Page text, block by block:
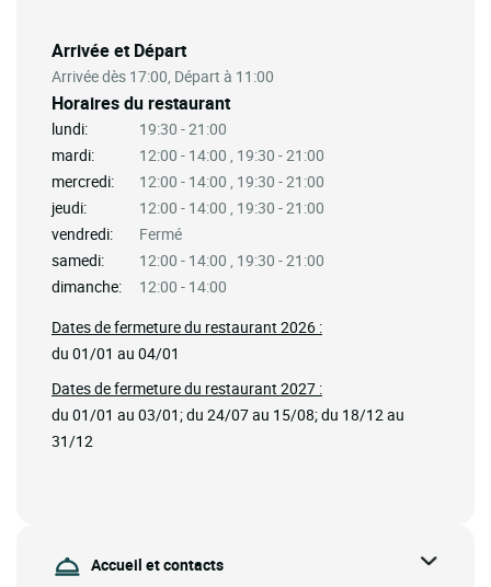
Arrivée et Départ
Arrivée dès 17:00, Départ à 11:00
Horaires du restaurant
lundi:
19:30 - 21:00
mardi:
12:00 - 14:00 , 19:30 - 21:00
mercredi:
12:00 - 14:00 , 19:30 - 21:00
jeudi:
12:00 - 14:00 , 19:30 - 21:00
vendredi:
Fermé
samedi:
12:00 - 14:00 , 19:30 - 21:00
dimanche:
12:00 - 14:00
Dates de fermeture du restaurant 2026 :
du 01/01 au 04/01
Dates de fermeture du restaurant 2027 :
du 01/01 au 03/01; du 24/07 au 15/08; du 18/12 au
31/12
Accueil et contacts